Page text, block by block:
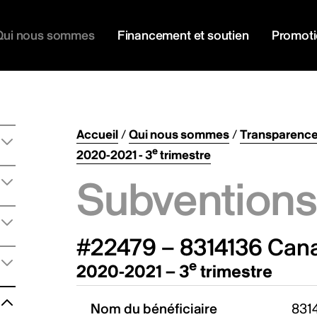
nous sommes Financement et soutien
Accueil/Qui nous sommes/
2020-2021 - 3etrimestre
#22479 – 8314136
2020-2021 – 3e trimestre
Nom du bénéficiaire